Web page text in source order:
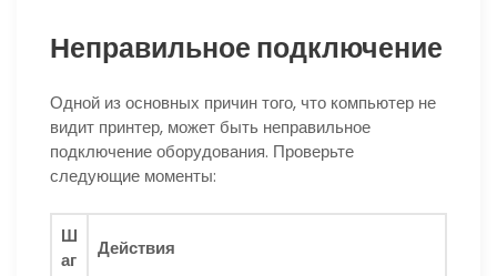
Неправильное подключение
Одной из основных причин того, что компьютер не
видит принтер, может быть неправильное
подключение оборудования. Проверьте
следующие моменты:
Ш
аг
Действия